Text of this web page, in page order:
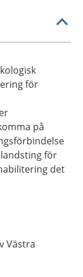
för
på
för
det
Västra